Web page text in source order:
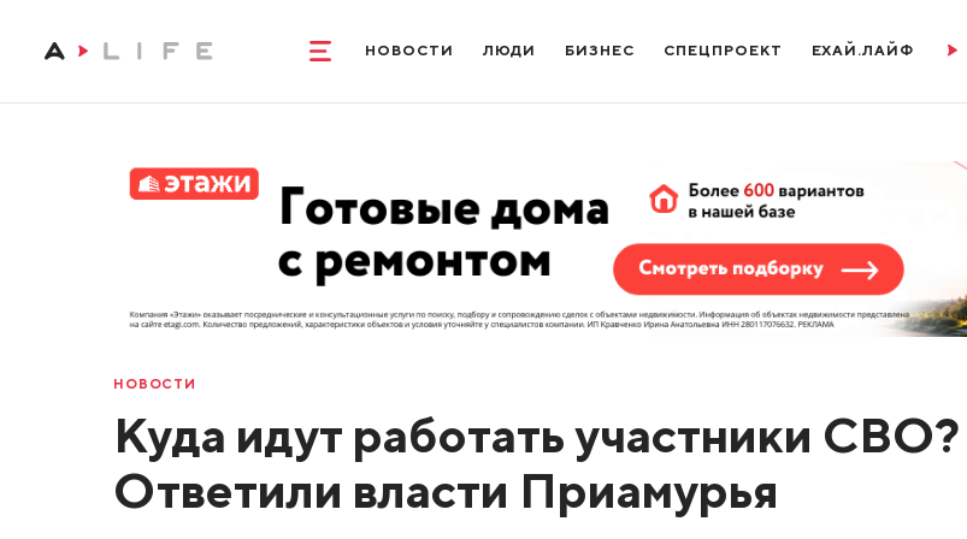
НОВОСТИ ЛЮДИ БИЗНЕС СПЕЦПРОЕКТ ЕХАЙ.ЛАЙФ
НОВОСТИ
Куда идут работать участники СВО?
Ответили власти Приамурья